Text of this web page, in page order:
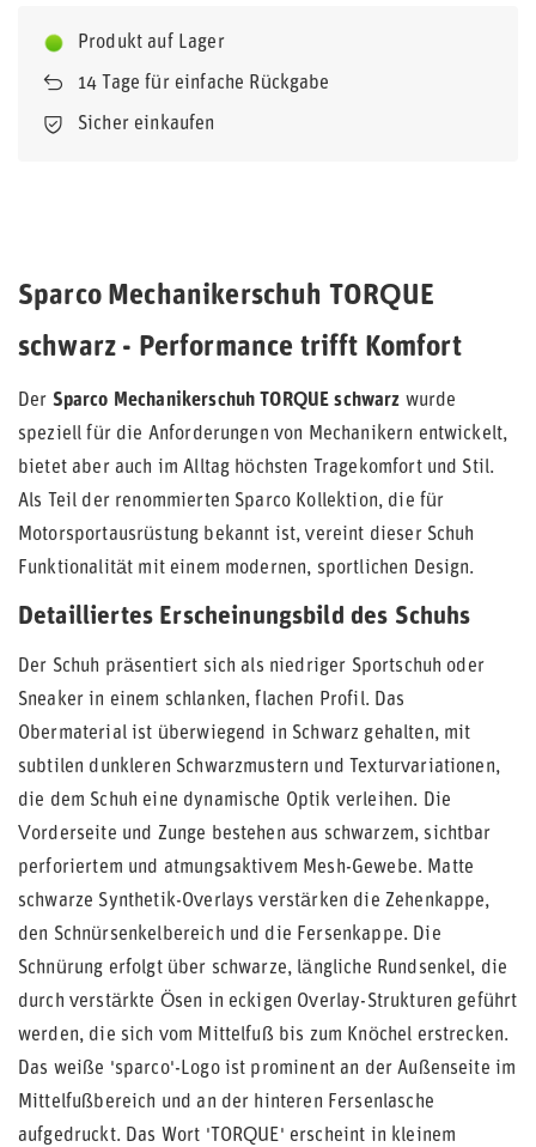
Produkt auf Lager
14 Tage für einfache Rückgabe
Sicher einkaufen
Sparco Mechanikerschuh TORQUE
schwarz - Performance trifft Komfort
Der Sparco Mechanikerschuh TORQUE schwarz wurde
speziell für die Anforderungen von Mechanikern entwickelt,
bietet aber auch im Alltag höchsten Tragekomfort und Stil.
Als Teil der renommierten Sparco Kollektion, die für
Motorsportausrüstung bekannt ist, vereint dieser Schuh
Funktionalität mit einem modernen, sportlichen Design.
Detailliertes Erscheinungsbild des Schuhs
Der Schuh präsentiert sich als niedriger Sportschuh oder
Sneaker in einem schlanken, flachen Profil. Das
Obermaterial ist überwiegend in Schwarz gehalten, mit
subtilen dunkleren Schwarzmustern und Texturvariationen,
die dem Schuh eine dynamische Optik verleihen. Die
Vorderseite und Zunge bestehen aus schwarzem, sichtbar
perforiertem und atmungsaktivem Mesh-Gewebe. Matte
schwarze Synthetik-Overlays verstärken die Zehenkappe,
den Schnürsenkelbereich und die Fersenkappe. Die
Schnürung erfolgt über schwarze, längliche Rundsenkel, die
durch verstärkte Ösen in eckigen Overlay-Strukturen geführt
werden, die sich vom Mittelfuß bis zum Knöchel erstrecken.
Das weiße 'sparco'-Logo ist prominent an der Außenseite im
Mittelfußbereich und an der hinteren Fersenlasche
aufgedruckt. Das Wort 'TORQUE' erscheint in kleinem